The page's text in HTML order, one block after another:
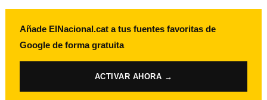
Añade ElNacional.cat a tus fuentes favoritas de
Google de forma gratuita
ACTIVAR AHORA →